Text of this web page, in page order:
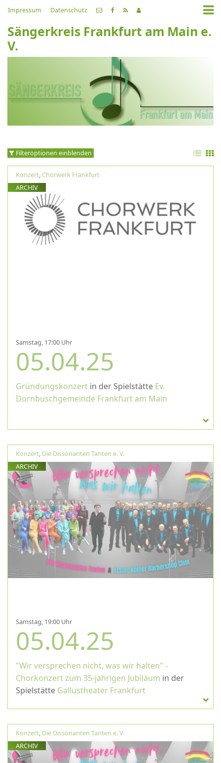
Impressum Datenschutz
Sängerkreis Frankfurt am Main e.
V.
Filteroptionen einblenden
Konzert,Chorwerk Frankfurt
ARCHIV
Samstag, 17:00 Uhr
05.04.25
Gründungskonzert in der Spielstätte Ev.
Dornbuschgemeinde Frankfurt am Main
Konzert, Die Dissonanten Tanten e. V.
ARCHIV
Samstag, 19:00 Uhr
05.04.25
"Wir versprechen nicht, was wir halten" -
Chorkonzert zum 35-jährigen Jubiläum in der
Spielstätte Gallustheater Frankfurt
Konzert, Die Dissonanten Tanten e. V.
ARCHIV